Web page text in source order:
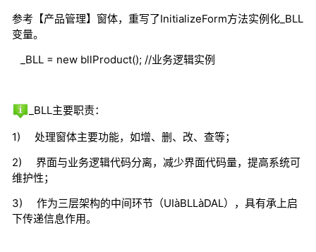
参考【产品管理】窗体，重写了InitializeForm方法实例化 _BLL
变量。
_BLL = new bllProduct(); //业务逻辑实例
_BLL主要职责：
1) 处理窗体主要功能，如增、删、改、查等；
2) 界面与业务逻辑代码分离，减少界面代码量，提高系统可
维护性；
3) 作为三层架构的中间环节（UIàBLLàDAL），具有承上启
下传递信息作用。